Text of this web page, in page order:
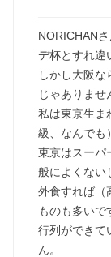
NORICHANさ
デ杯とすれ違
しかし大阪
じゃありませ
私は東京生ま
級、なんでも
東京はスーパ
般によくない
外食すれば（
ものも多いで
行列ができて
ん。